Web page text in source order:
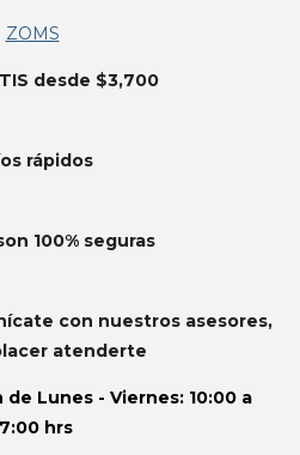
ZOMS
desde $3,700
rápidos
100% seguras
con nuestros asesores,
atenderte
de Lunes - Viernes: 10:00 a
hrs